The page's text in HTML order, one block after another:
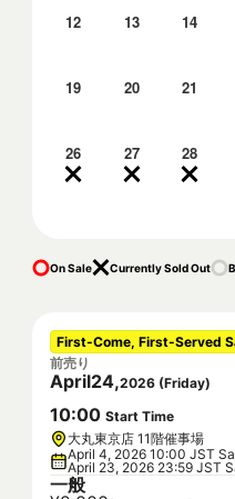
12 13 14
19 20 21
26 27 28
On Sale Currently Sold Out
First-Come, First-Served
前売り
April24,2026 (Friday)
10:00 Start Time
大丸東京店 11階催事場
April 4, 2026 10:00 JST
April 23, 2026 23:59 JST
一般